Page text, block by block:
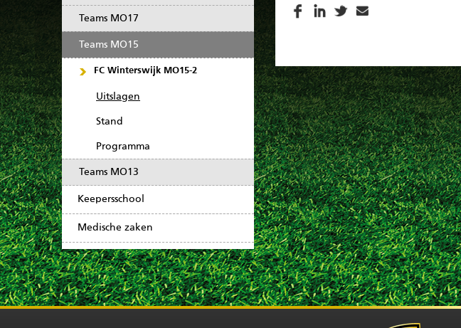
Teams MO17
Teams MO15
FC Winterswijk MO15-2
Uitslagen
Stand
Programma
Teams MO13
Keepersschool
Medische zaken